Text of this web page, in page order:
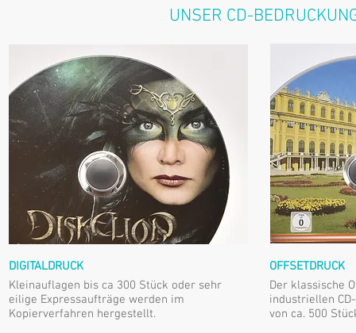
UNSER CD-
DIGITALDRUCK
Kleinauflagen bis ca 300 Stück oder sehr
eilige Expressaufträge werden im
Kopierverfahren hergestellt.
OFFSETDRUCK
Der klassische
industriellen
von ca. 500